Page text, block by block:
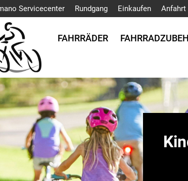
Servicecenter Rundgang Einkaufen Anfahrt
FAHRRÄDER